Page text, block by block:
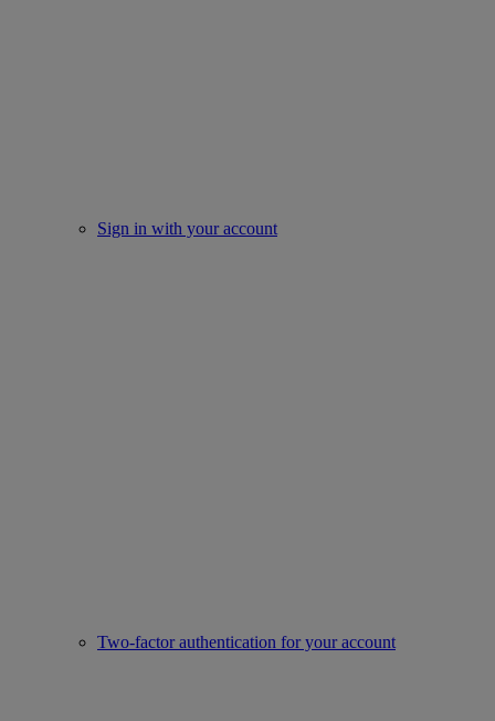
Sign in with your account
Two-factor authentication for your account